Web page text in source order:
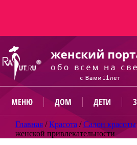
МЕНЮ ДОМ ДЕТИ
Главная /Красота /Салон красоты
женской привлекательности